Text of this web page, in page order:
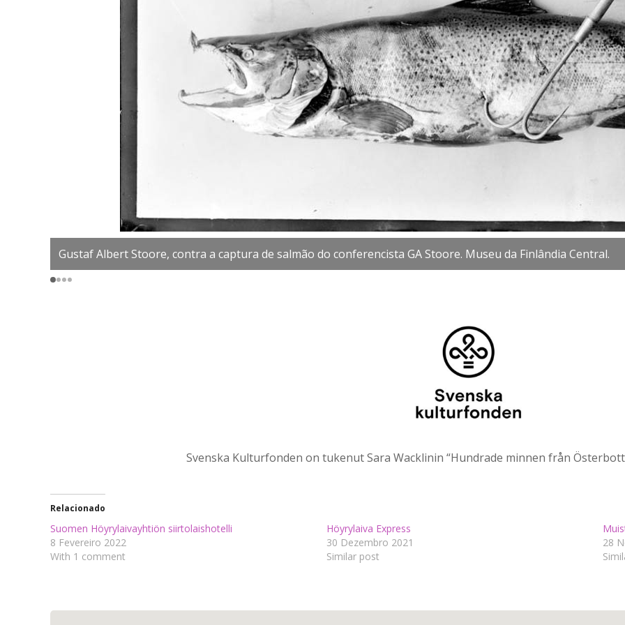
Gustaf Albert Stoore, contra a captura de salmão do conferencista GA Stoore. Museu da Finlândia Central.
Svenska Kulturfonden on tukenut Sara Wacklinin “Hundrade minnen från
Relacionado
Suomen Höyrylaivayhtiön siirtolaishotelli
8 Fevereiro 2022
With 1 comment
Höyrylaiva Express
30 Dezembro 2021
Similar post
28